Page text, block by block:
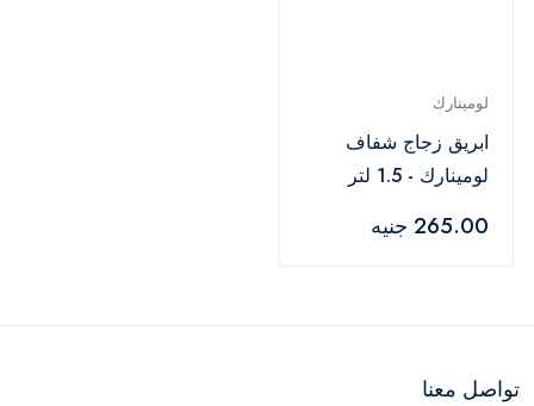
لومينارك
ابريق زجاج شفاف
لومينارك - 1.5 لتر
265.00 جنيه
تواصل معنا